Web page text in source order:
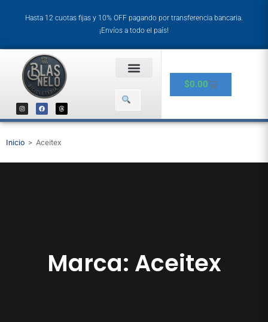
Hasta 12 cuotas fijas y 10% OFF pagando por transferencia bancaria.
¡Envíos a todo el país!
$0.00
Inicio > Aceitex
Marca: Aceitex